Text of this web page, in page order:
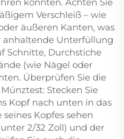
Verschleiß – wie
äußeren Kanten, was
anhaltende Unterfüllung
Schnitte, Durchstiche
(wie Nägel oder
Überprüfen Sie die
Stecken Sie
Kopf nach unten in das
Kopfes sehen
2/32 Zoll) und der